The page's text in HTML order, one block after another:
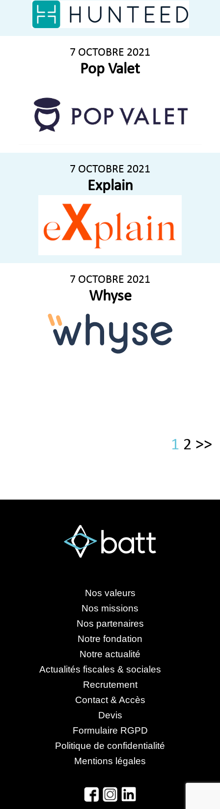
7 OCTOBRE 2021
Pop Valet
7 OCTOBRE 2021
Explain
7 OCTOBRE 2021
Whyse
1 2 >>
Nos valeurs
Nos missions
Nos partenaires
Notre fondation
Notre actualité
Actualités fiscales & sociales
Recrutement
Contact & Accès
Devis
Formulaire RGPD
Politique de confidentialité
Mentions légales